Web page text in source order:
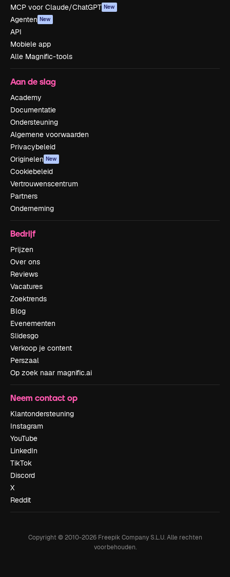
MCP voor Claude/ChatGPT New
Agenten New
API
Mobiele app
Alle Magnific-tools
Aan de slag
Academy
Documentatie
Ondersteuning
Algemene voorwaarden
Privacybeleid
Originelen New
Cookiebeleid
Vertrouwenscentrum
Partners
Onderneming
Bedrijf
Prijzen
Over ons
Reviews
Vacatures
Zoektrends
Blog
Evenementen
Slidesgo
Verkoop je content
Perszaal
Op zoek naar magnific.ai
Neem contact op
Klantondersteuning
Instagram
YouTube
LinkedIn
TikTok
Discord
X
Reddit
Copyright © 2010-2026Freepik Company S.L.U. Alle rechten
voorbehouden.